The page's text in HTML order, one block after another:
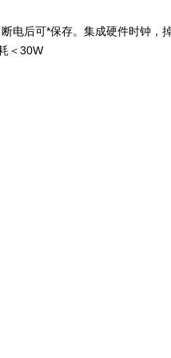
电后可*保存。集成硬件时钟，
＜30W